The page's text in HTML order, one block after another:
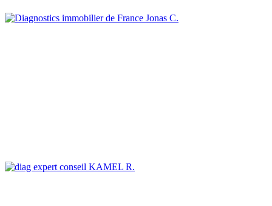
Jonas C.
KAMEL R.